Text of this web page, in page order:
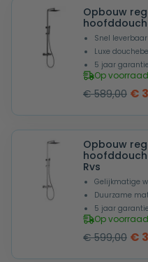
Opbouw
Snel leverbaar
Luxe
5 jaar
Op
€589,00
€
€
Opbouw
Rvs
Gelijkmatige
Duurzame
5 jaar
Op
€599,00 €